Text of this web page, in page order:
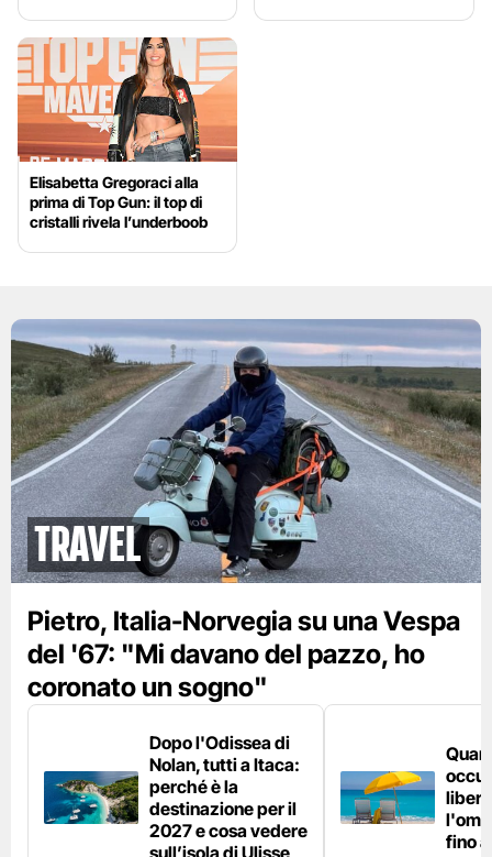
Elisabetta Gregoraci alla
prima di Top Gun: il top di
cristalli rivela l’underboob
Travel
Pietro, Italia-Norvegia su una Vespa
del '67: "Mi davano del pazzo, ho
coronato un sogno"
Dopo l'Odissea di
Nolan, tutti a Itaca:
perché è la
destinazione per il
2027 e cosa vedere
fino